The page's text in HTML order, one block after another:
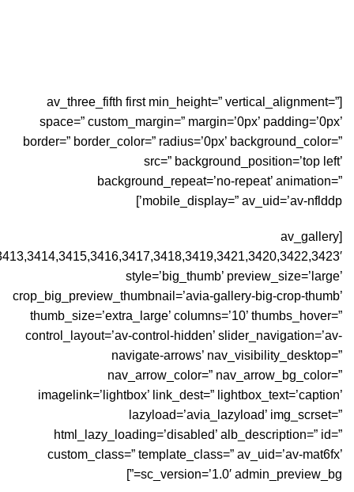
[av_three_fifth first min_height=” vertical_alignment=”
space=” custom_margin=” margin=’0px’ padding=’0px’
border=” border_color=” radius=’0px’ background_color=”
src=” background_position=’top left’
background_repeat=’no-repeat’ animation=”
mobile_display=” av_uid=’av-nflddp’]
[av_gallery
style=’big_thumb’ preview_size=’large’
crop_big_preview_thumbnail=’avia-gallery-big-crop-thumb’
thumb_size=’extra_large’ columns=’10’ thumbs_hover=”
control_layout=’av-control-hidden’ slider_navigation=’av-
navigate-arrows’ nav_visibility_desktop=”
nav_arrow_color=” nav_arrow_bg_color=”
imagelink=’lightbox’ link_dest=” lightbox_text=’caption’
lazyload=’avia_lazyload’ img_scrset=”
html_lazy_loading=’disabled’ alb_description=” id=”
custom_class=” template_class=” av_uid=’av-mat6fx’
sc_version=’1.0′ admin_preview_bg=”]